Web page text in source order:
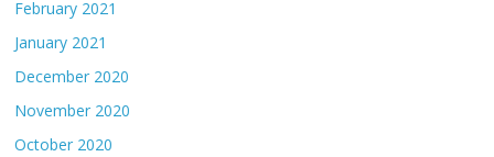
February 2021
January 2021
December 2020
November 2020
October 2020